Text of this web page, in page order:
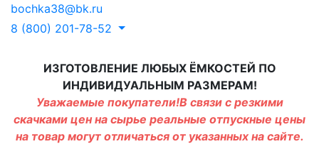
bochka38@bk.ru
8 (800) 201-78-52
ИЗГОТОВЛЕНИЕ ЛЮБЫХ ЁМКОСТЕЙ ПО
ИНДИВИДУАЛЬНЫМ РАЗМЕРАМ!
Уважаемые покупатели!В связи с резкими
скачками цен на сырье реальные отпускные цены
на товар могут отличаться от указанных на сайте.